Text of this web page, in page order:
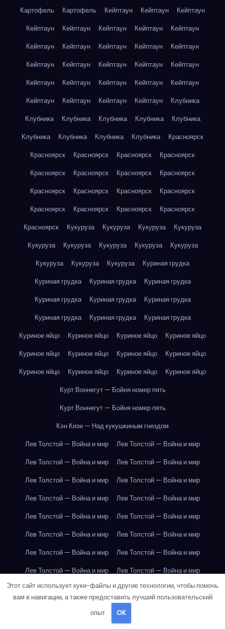
Картофель
Картофель Кейптаун Кейптаун
Кейптаун
Кейптаун
Кейптаун Кейптаун Кейптаун
Кейптаун
Кейптаун
Кейптаун Кейптаун Кейптаун
Кейптаун
Кейптаун
Кейптаун Кейптаун Кейптаун
Кейптаун
Кейптаун
Кейптаун Кейптаун Кейптаун
Кейптаун
Кейптаун
Кейптаун Кейптаун Кейптаун
Клубника
Клубника
Клубника Клубника Клубника
Клубника
Клубника
Клубника Клубника Клубника
Красноярск
Красноярск
Красноярск Красноярск
Красноярск
Красноярск
Красноярск Красноярск
Красноярск
Красноярск
Красноярск Красноярск
Красноярск
Красноярск
Красноярск Красноярск
Красноярск
Красноярск
Кукуруза Кукуруза Кукуруза
Кукуруза
Кукуруза
Кукуруза Кукуруза Кукуруза
Кукуруза
Кукуруза
Кукуруза Кукуруза
Куриная грудка
Куриная грудка
Куриная грудка
Куриная грудка
Куриная грудка
Куриная грудка
Куриная грудка
Куриная грудка
Куриная грудка
Куриная грудка
Куриное яйцо
Куриное яйцо Куриное яйцо
Куриное яйцо
Куриное яйцо
Куриное яйцо Куриное яйцо
Куриное яйцо
Куриное яйцо
Куриное яйцо Куриное яйцо
Куриное яйцо
Курт Воннегут — Бойня номер пять
Курт Воннегут — Бойня номер пять
Кэн Кизи — Над кукушкиным гнездом
Лев Толстой — Война и мир
Лев Толстой — Война и мир
Лев Толстой — Война и мир
Лев Толстой — Война и мир
Лев Толстой — Война и мир
Лев Толстой — Война и мир
Лев Толстой — Война и мир
Лев Толстой — Война и мир
Лев Толстой — Война и мир
Лев Толстой — Война и мир
Лев Толстой — Война и мир
Лев Толстой — Война и мир
Лев Толстой — Война и мир
Лев Толстой — Война и мир
Лев Толстой — Война и мир
Лев Толстой — Война и мир
Лев Толстой — Война и мир
Лев Толстой — Война и мир
Лондон
Этот сайт использует куки-файлы и другие технологии, чтобы помочь
вам в навигации, а также предоставить лучший пользовательский
опыт.
OK